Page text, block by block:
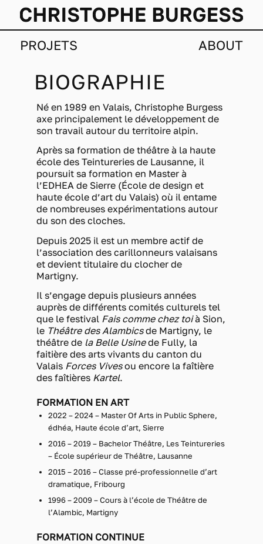
PROJETS ABOUT
BIOGRAPHIE
Né en 1989 en Valais, Christophe Burgess
axe principalement le développement de
son travail autour du territoire alpin.
Après sa formation de théâtre à la haute
école des Teintureries de Lausanne, il
poursuit sa formation en Master à
l’EDHEA de Sierre (École de design et
haute école d’art du Valais) où il entame
de nombreuses expérimentations autour
du son des cloches.
Depuis 2025 il est un membre actif de
l’association des carillonneurs valaisans
et devient titulaire du clocher de
Martigny.
Il s’engage depuis plusieurs années
auprès de différents comités culturels tel
que le festival Fais comme chez toià Sion,
le Théâtre des Alambicsde Martigny, le
théâtre de la Belle Usinede Fully, la
faitière des arts vivants du canton du
Valais Forces Vivesou encore la faîtière
des faîtières Kartel.
FORMATION EN ART
2022 – 2024 – Master Of Arts in Public Sphere,
édhéa, Haute école d’art, Sierre
2016 – 2019 – Bachelor Théâtre, Les Teintureries
– École supérieur de Théâtre, Lausanne
2015 – 2016 – Classe pré-professionnelle d’art
dramatique, Fribourg
1996 – 2009 – Cours à l’école de Théâtre de
l’Alambic, Martigny
FORMATION CONTINUE